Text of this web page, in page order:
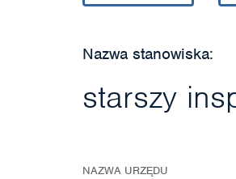
Nazwa stanowiska:
starszy
NAZWA URZĘDU